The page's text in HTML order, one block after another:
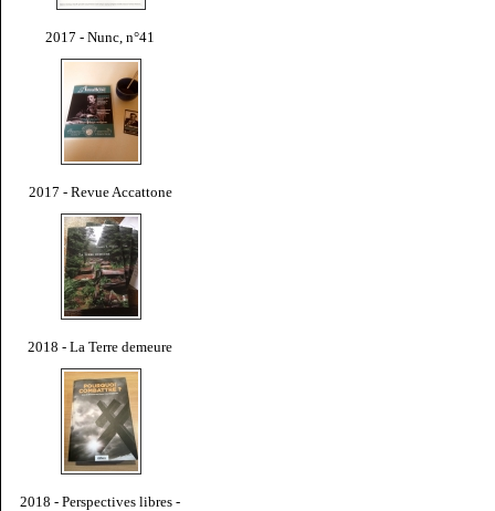
2017 - Nunc, n°41
2017 - Revue Accattone
2018 - La Terre demeure
2018 - Perspectives libres -